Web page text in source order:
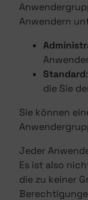
Anwendern
Standard
die Sie
Sie können
Jeder
Es ist also
die zu keiner